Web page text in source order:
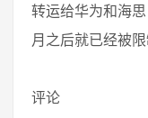
转运给华为和海
月之后就已经被限
评论